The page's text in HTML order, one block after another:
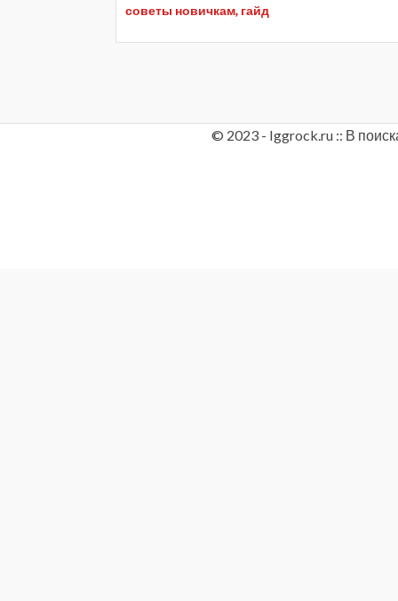
советы новичкам, гайд
© 2023 - Iggrock.ru :: В